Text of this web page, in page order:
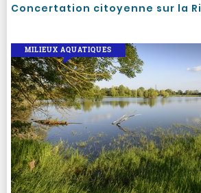
Concertation citoyenne sur la
MILIEUX AQUATIQUES